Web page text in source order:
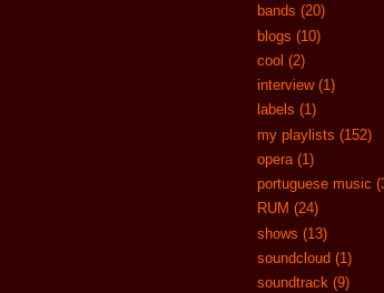
bands (20)
blogs (10)
cool (2)
interview (1)
labels (1)
my playlists (152)
opera (1)
portuguese music
RUM (24)
shows (13)
soundcloud (1)
soundtrack (9)